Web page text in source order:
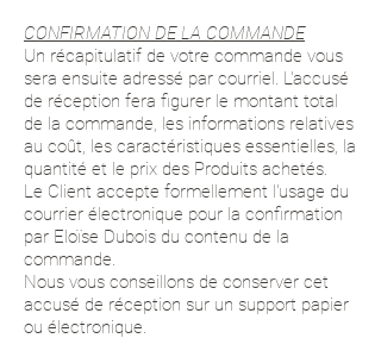
CONFIRMATION DE LA COMMANDE
Un récapitulatif de votre commande vous
sera ensuite adressé par courriel. L'accusé
de réception fera figurer le montant total
de la commande, les informations relatives
au coût, les caractéristiques essentielles, la
quantité et le prix des Produits achetés.
Le Client accepte formellement l'usage du
courrier électronique pour la confirmation
par Eloïse Dubois du contenu de la
commande.
Nous vous conseillons de conserver cet
accusé de réception sur un support papier
ou électronique.